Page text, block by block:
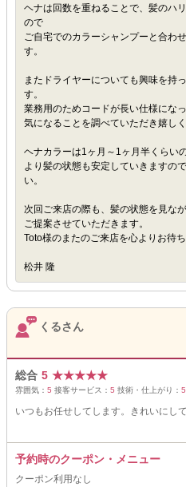
ヘナは回数を重ねることで、髪のハ
ので
ご自宅でのカラーシャンプーと合わ
す。
またドライヤーについても興味を持
す。
業務用のためコードが長い仕様にな
気になることを調べていただき嬉しく
ヘナカラーは1ヶ月～1ヶ月半くらい
より髪の状態も安定していきますの
い。
次回ご来店の際も、髪の状態を見な
ご提案させていただきます。
Toto様のまたのご来店を心よりお待ち
松井 隆
くるさん
総合 5 ★★★★★
雰囲気： 5 接客サービス： 5 技術・仕上がり： 5
いつもお任せしてします。きれいにし
予約時のクーポン・メニュー
クーポン利用なし